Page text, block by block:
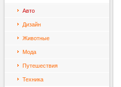
Авто
Дизайн
Животные
Мода
Путешествия
Техника